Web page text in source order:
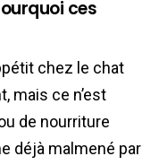
ces
chez le chat
mais ce n’est
de nourriture
déjà malmené par